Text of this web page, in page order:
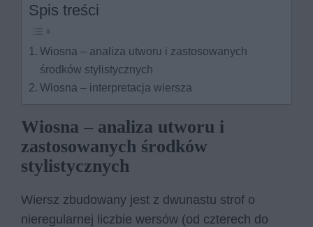
Spis treści
Wiosna – analiza utworu i zastosowanych
środków stylistycznych
Wiosna – interpretacja wiersza
Wiosna – analiza utworu i
zastosowanych środków
stylistycznych
Wiersz zbudowany jest z dwunastu strof o
nieregularnej liczbie wersów (od czterech do